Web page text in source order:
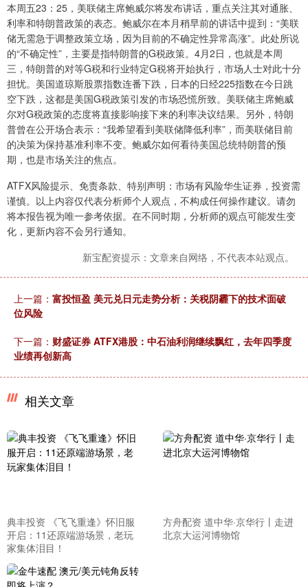
本周五23：25，美联储主席鲍威尔将发布讲话，重点关注其对通胀、
利率和特朗普政策的表态。鲍威尔在本月稍早前的讲话中提到：“美联
储无需急于调整政策立场，因为目前的不确定性异常高涨”。此处所说
的“不确定性”，主要是指特朗普的G税政策。4月2日，也就是本周
三，特朗普的对等G税和行业特定G税将开始执行，市场人士对此十分
担忧。美国道琼斯股票指数连番下跌，日本的日经225指数在今日跳
空下跌，这都是美国G税政策引发的市场恐慌所致。美联储主席鲍威
尔对G税政策的态度将直接影响接下来的利率决议结果。另外，特朗
普曾在公开场合表示：“我希望看到美联储降低利率”，而美联储目前
的决策为保持基准利率不变。鲍威尔如何看待美国总统特朗普的预
期，也是市场关注的焦点。
ATFX风险提示、免责条款、特别声明：市场有风险华生证券，投资需
谨慎。以上内容仅代表分析师个人观点，不构成任何操作建议。请勿
将本报告视为唯一参考依据。在不同时期，分析师的观点可能发生变
化，更新内容不会另行通知。
新宝配资提示：文章来自网络，不代表本站观点。
上一篇： 富投恒盈 美元兑日元走势分析：关税阴霾下的技术面破
位风险
下一篇： 财盛证券 ATFX港股：中石油利润继续飘红，去年四季度
业绩再创新高
相关文章
典丰投资 《飞飞重逢》怀旧服
开启：11还原端游场景，老玩
家集体泪目！
方舟配资 道中华·京华行丨走进
北京大运河博物馆